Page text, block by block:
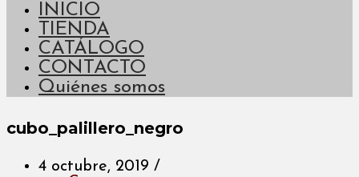
INICIO
TIENDA
CATÁLOGO
CONTACTO
Quiénes somos
cubo_palillero_negro
4 octubre, 2019 /